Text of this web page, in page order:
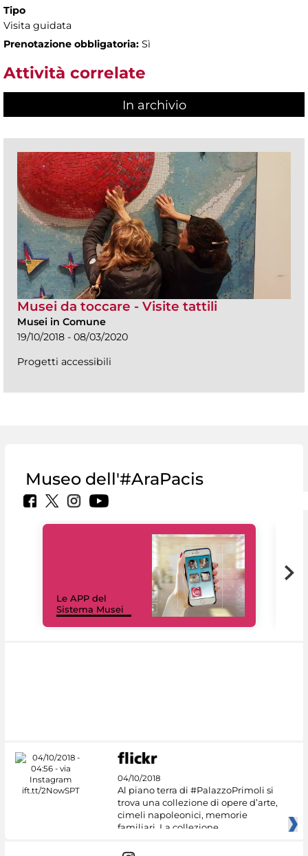
Tipo
Visita guidata
Prenotazione obbligatoria: Sì
Attività correlate
In archivio
Musei da toccare - Visite tattili
Musei in Comune
19/10/2018 - 08/03/2020
Progetti accessibili
Museo dell'#AraPacis
Le APP del
Sistema Musei
04/10/2018
Al piano terra di #PalazzoPrimoli si
trova una collezione di opere d’arte,
cimeli napoleonici, memorie
familiari. La collezione